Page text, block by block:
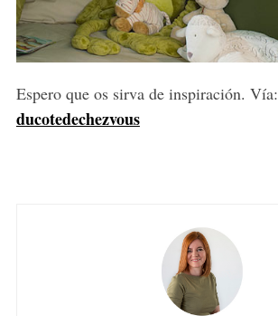
Espero que os sirva de inspiración. Vía:
ducotedechezvous